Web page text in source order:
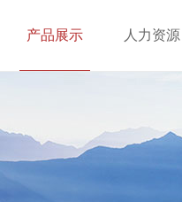
产品展示 人力资源